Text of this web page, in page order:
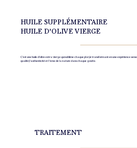
HUILE SUPPLÉMENTAIRE
HUILE D'OLIVE VIERGE
C'est une huile d'olive extra vierge qui sublime chaque plat, le transformant en une expérience
qualité, l'authenticité et l'âme de la nature dans chaque goutte.
TRAITEMENT